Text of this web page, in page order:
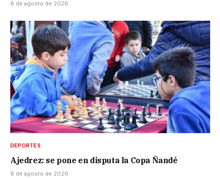
8 de agosto de 2026
DEPORTES
Ajedrez: se pone en disputa la Copa Ñandé
8 de agosto de 2026